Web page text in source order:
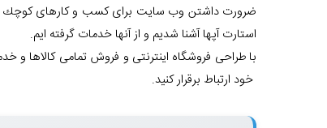
ضرورت داشتن وب سایت برای کسب و کارهای كوچك و
استارت آپها آشنا شدیم و از آنها خدمات گرفته ایم.
با طراحی فروشگاه اینترنتی و فروش تمامی کالاها و
خود ارتباط برقرار کنید.